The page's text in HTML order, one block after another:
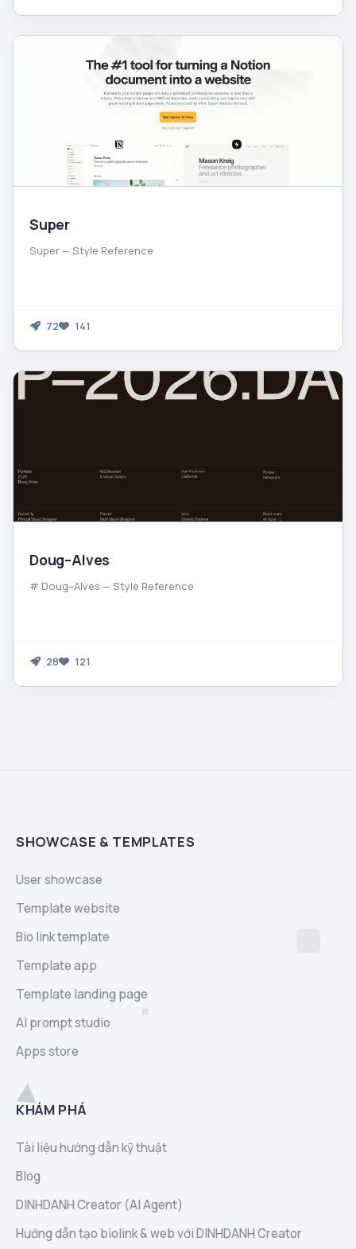
Super
Super — Style Reference
72 141
Doug–Alves
# Doug–Alves — Style Reference
28 121
SHOWCASE & TEMPLATES
User showcase
Template website
Bio link template
Template app
Template landing page
AI prompt studio
Apps store
KHÁM PHÁ
Tài liệu hướng dẫn kỹ thuật
Blog
DINHDANH Creator (AI Agent)
Hướng dẫn tạo biolink & web với DINHDANH Creator